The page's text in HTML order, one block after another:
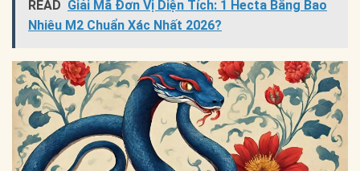
READ Giải Mã Đơn Vị Diện Tích: 1 Hecta Bằng Bao
Nhiêu M2 Chuẩn Xác Nhất 2026?